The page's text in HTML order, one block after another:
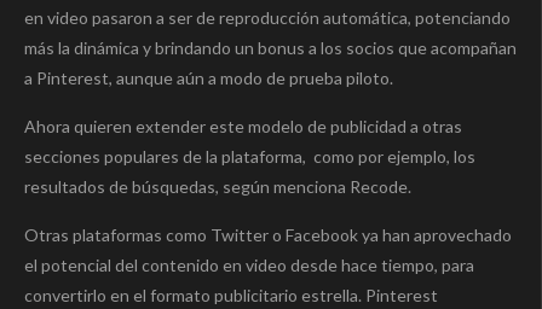
en video pasaron a ser de reproducción automática, potenciando
más la dinámica y brindando un bonus a los socios que acompañan
a Pinterest, aunque aún a modo de prueba piloto.
Ahora quieren extender este modelo de publicidad a otras
secciones populares de la plataforma, como por ejemplo, los
resultados de búsquedas, según menciona Recode.
Otras plataformas como Twitter o Facebook ya han aprovechado
el potencial del contenido en video desde hace tiempo, para
convertirlo en el formato publicitario estrella. Pinterest